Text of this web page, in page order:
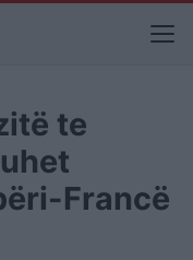
te
Francë